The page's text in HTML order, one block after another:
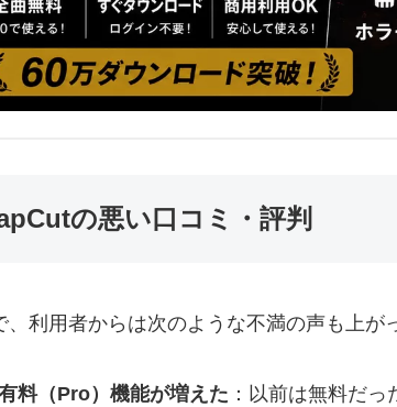
の悪い口コミ・評判
、利用者からは次のような不満の声も上が
料（Pro）機能が増えた ：以前は無料だ